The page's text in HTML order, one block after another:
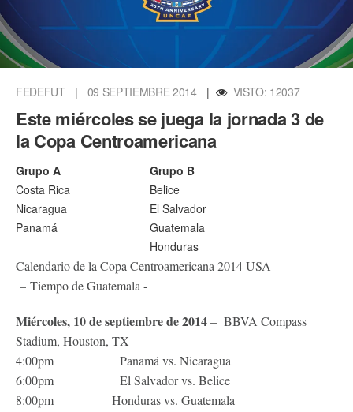
FEDEFUT | 09 SEPTIEMBRE 2014 | VISTO: 12037
Este miércoles se juega la jornada 3 de
la Copa Centroamericana
Grupo A
Grupo B
Costa Rica
Belice
Nicaragua
El Salvador
Panamá
Guatemala
Honduras
Calendario de la Copa Centroamericana 2014 USA
– Tiempo de Guatemala -
Miércoles, 10 de septiembre de 2014– BBVA Compass
Stadium, Houston, TX
4:00pm Panamá vs. Nicaragua
6:00pm El Salvador vs. Belice
8:00pm Honduras vs. Guatemala